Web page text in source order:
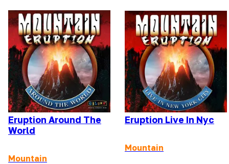
Eruption Around The
World
Mountain
Eruption Live In Nyc
Mountain